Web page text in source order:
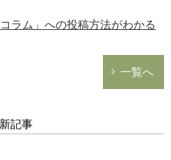
ラム」への投稿方法がわかる
一覧へ
記事